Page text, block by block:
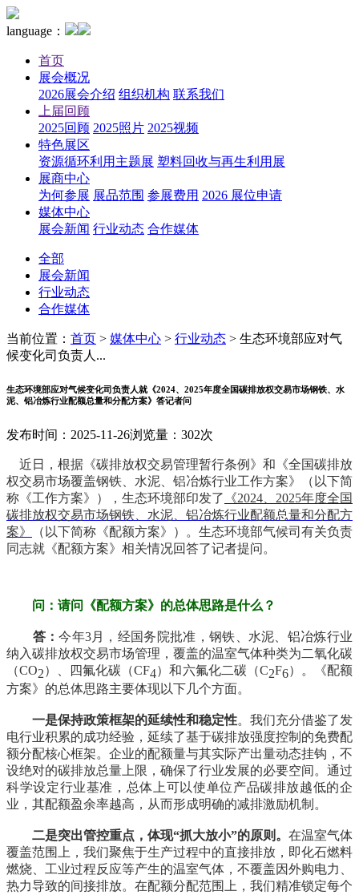
language：
首页
展会概况
2026展会介绍 组织机构 联系我们
上届回顾
2025回顾 2025照片 2025视频
特色展区
资源循环利用主题展 塑料回收与再生利用展
展商中心
为何参展 展品范围 参展费用 2026 展位申请
媒体中心
展会新闻 行业动态 合作媒体
全部
展会新闻
行业动态
合作媒体
当前位置： 首页 > 媒体中心 > 行业动态 > 生态环境部应对气
候变化司负责人...
生态环境部应对气候变化司负责人就《2024、2025年度全国碳排放权交易市场钢铁、水
泥、铝冶炼行业配额总量和分配方案》答记者问
发布时间：2025-11-26浏览量：302次
近日，根据《碳排放权交易管理暂行条例》和《全国碳排放
权交易市场覆盖钢铁、水泥、铝冶炼行业工作方案》（以下简
称《工作方案》），生态环境部印发了
《2024、2025年度全国
碳排放权交易市场钢铁、水泥、铝冶炼行业配额总量和分配方
案》
（以下简称《配额方案》）。生态环境部气候司有关负责
同志就《配额方案》相关情况回答了记者提问。
问：请问《配额方案》的总体思路是什么？
答：今年3月，经国务院批准，钢铁、水泥、铝冶炼行业
纳入碳排放权交易市场管理，覆盖的温室气体种类为二氧化碳
（CO2）、四氟化碳（CF4）和六氟化二碳（C2F6）。《配额
方案》的总体思路主要体现以下几个方面。
一是保持政策框架的延续性和稳定性。我们充分借鉴了发
电行业积累的成功经验，延续了基于碳排放强度控制的免费配
额分配核心框架。企业的配额量与其实际产出量动态挂钩，不
设绝对的碳排放总量上限，确保了行业发展的必要空间。通过
科学设定行业基准，总体上可以使单位产品碳排放越低的企
业，其配额盈余率越高，从而形成明确的减排激励机制。
二是突出管控重点，体现“抓大放小”的原则。 在温室气体
覆盖范围上，我们聚焦于生产过程中的直接排放，即化石燃料
燃烧、工业过程反应等产生的温室气体，不覆盖因外购电力、
热力导致的间接排放。在配额分配范围上，我们精准锁定每个